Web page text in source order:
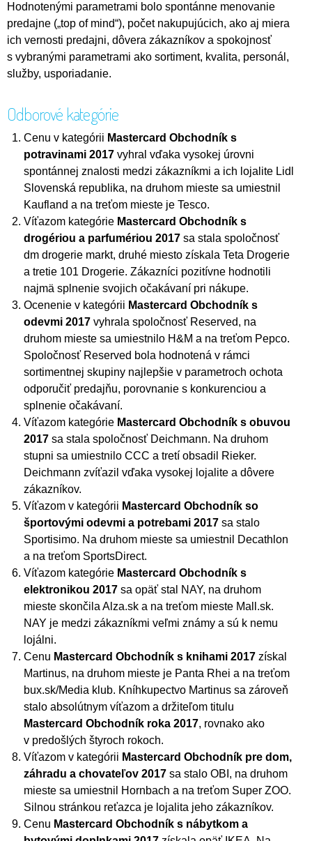
Hodnotenými parametrami bolo spontánne menovanie
predajne („top of mind“), počet nakupujúcich, ako aj miera
ich vernosti predajni, dôvera zákazníkov a spokojnosť
s vybranými parametrami ako sortiment, kvalita, personál,
služby, usporiadanie.
Odborové kategórie
Cenu v kategórii Mastercard Obchodník s
potravinami 2017 vyhral vďaka vysokej úrovni
spontánnej znalosti medzi zákazníkmi a ich lojalite Lidl
Slovenská republika, na druhom mieste sa umiestnil
Kaufland a na treťom mieste je Tesco.
Víťazom kategórie Mastercard Obchodník s
drogériou a parfumériou 2017 sa stala spoločnosť
dm drogerie markt, druhé miesto získala Teta Drogerie
a tretie 101 Drogerie. Zákazníci pozitívne hodnotili
najmä splnenie svojich očakávaní pri nákupe.
Ocenenie v kategórii Mastercard Obchodník s
odevmi 2017 vyhrala spoločnosť Reserved, na
druhom mieste sa umiestnilo H&M a na treťom Pepco.
Spoločnosť Reserved bola hodnotená v rámci
sortimentnej skupiny najlepšie v parametroch ochota
odporučiť predajňu, porovnanie s konkurenciou a
splnenie očakávaní.
Víťazom kategórie Mastercard Obchodník s obuvou
2017 sa stala spoločnosť Deichmann. Na druhom
stupni sa umiestnilo CCC a tretí obsadil Rieker.
Deichmann zvíťazil vďaka vysokej lojalite a dôvere
zákazníkov.
Víťazom v kategórii Mastercard Obchodník so
športovými odevmi a potrebami 2017 sa stalo
Sportisimo. Na druhom mieste sa umiestnil Decathlon
a na treťom SportsDirect.
Víťazom kategórie Mastercard Obchodník s
elektronikou 2017 sa opäť stal NAY, na druhom
mieste skončila Alza.sk a na treťom mieste Mall.sk.
NAY je medzi zákazníkmi veľmi známy a sú k nemu
lojálni.
Cenu Mastercard Obchodník s knihami 2017 získal
Martinus, na druhom mieste je Panta Rhei a na treťom
bux.sk/Media klub. Kníhkupectvo Martinus sa zároveň
stalo absolútnym víťazom a držiteľom titulu
Mastercard Obchodník roka 2017, rovnako ako
v predošlých štyroch rokoch.
Víťazom v kategórii Mastercard Obchodník pre dom,
záhradu a chovateľov 2017 sa stalo OBI, na druhom
mieste sa umiestnil Hornbach a na treťom Super ZOO.
Silnou stránkou reťazca je lojalita jeho zákazníkov.
Cenu Mastercard Obchodník s nábytkom a